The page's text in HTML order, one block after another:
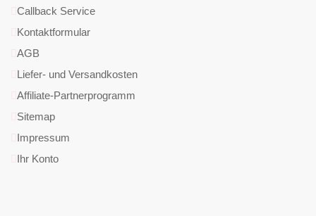
Callback Service
Kontaktformular
AGB
Liefer- und Versandkosten
Affiliate-Partnerprogramm
Sitemap
Impressum
Ihr Konto